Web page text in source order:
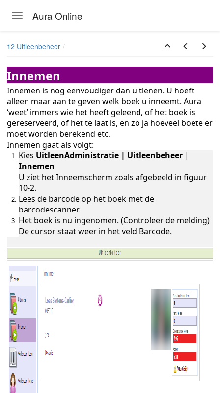
Toggle navigation
Aura Online
12 Uitleenbeheer
Innemen
Innemen is nog eenvoudiger dan uitlenen. U hoeft
alleen maar aan te geven welk boek u inneemt. Aura
‘weet’ immers wie het heeft geleend, of het boek is
gereserveerd, of het te laat is, en zo ja hoeveel boete er
moet worden berekend etc.
Innemen gaat als volgt:
Kies UitleenAdministratie | Uitleenbeheer |
Innemen
U ziet het Inneemscherm zoals afgebeeld in figuur
10-2.
Lees de barcode op het boek met de
barcodescanner.
Het boek is nu ingenomen. (Controleer de melding)
De cursor staat weer in het veld Barcode.